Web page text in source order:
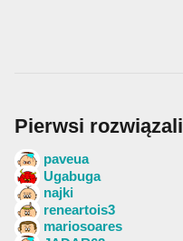
Pierwsi rozwiązali
paveua
Ugabuga
najki
reneartois3
mariosoares